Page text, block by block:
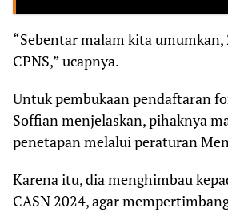
“Sebentar malam kita
CPNS,” ucapnya.
Untuk pembukaan pendaftaran
Soffian menjelaskan, pihaknya
penetapan melalui peraturan
Karena itu, dia menghimbau
CASN 2024, agar